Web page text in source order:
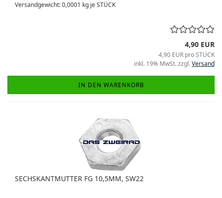
Versandgewicht:0,0001 kg je STÜCK
4,90 EUR
4,90 EUR pro STÜCK
inkl. 19% MwSt. zzgl.Versand
IN DEN WARENKORB
SECHSKANTMUTTER FG 10,5MM, SW22